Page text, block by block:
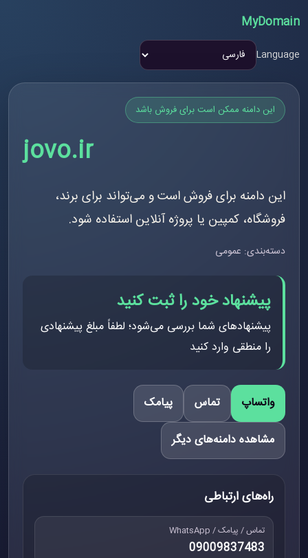
MyDomain
Language
این دامنه ممکن است برای فروش باشد
jovo.ir
این دامنه برای فروش است و می‌تواند برای برند،
فروشگاه، کمپین یا پروژه آنلاین استفاده شود.
دسته‌بندی: عمومی
پیشنهاد خود را ثبت کنید
پیشنهادهای شما بررسی می‌شود؛ لطفاً مبلغ پیشنهادی
را منطقی وارد کنید
واتساپ تماس
پیامک
مشاهده دامنه‌های دیگر
راه‌های ارتباطی
تماس / پیامک / WhatsApp
09009837483